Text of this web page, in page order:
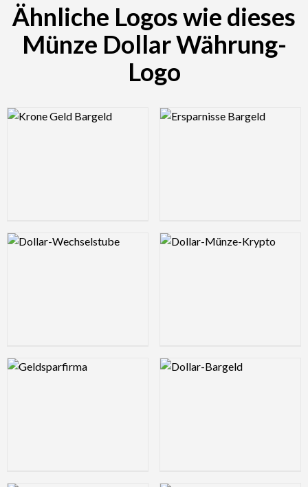
Ähnliche Logos wie dieses
Münze Dollar Währung-
Logo
Logo Preview Image Logo Preview Image
Logo Preview Image Logo Preview Image
Logo Preview Image Logo Preview Image